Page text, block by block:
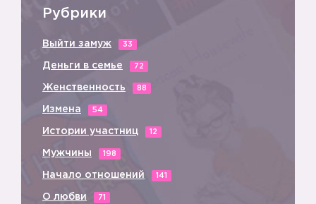
Рубрики
Выйти замуж 33
Деньги в семье 72
Женственность 88
Измена 54
Истории участниц 12
Мужчины 198
Начало отношений 141
О любви 71